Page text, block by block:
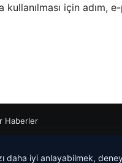
kullanılması için adım,
Haberler
daha iyi anlayabilmek,